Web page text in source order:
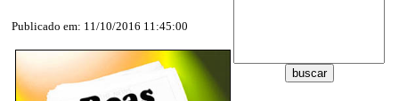
Publicado em: 11/10/2016 11:45:00